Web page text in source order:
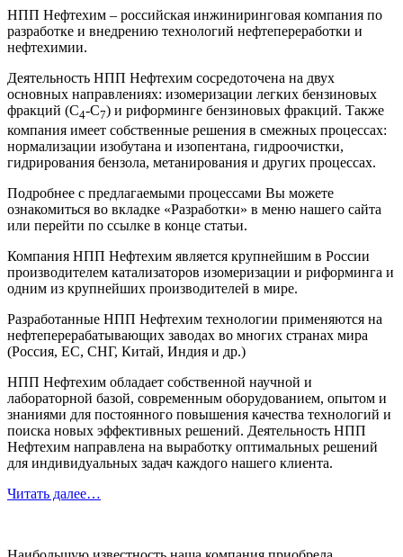
НПП Нефтехим – российская инжиниринговая компания по
разработке и внедрению технологий нефтепереработки и
нефтехимии.
Деятельность НПП Нефтехим сосредоточена на двух
основных направлениях: изомеризации легких бензиновых
фракций (С4-С7) и риформинге бензиновых фракций. Также
компания имеет собственные решения в смежных процессах:
нормализации изобутана и изопентана, гидроочистки,
гидрирования бензола, метанирования и других процессах.
Подробнее с предлагаемыми процессами Вы можете
ознакомиться во вкладке «Разработки» в меню нашего сайта
или перейти по ссылке в конце статьи.
Компания НПП Нефтехим является крупнейшим в России
производителем катализаторов изомеризации и риформинга и
одним из крупнейших производителей в мире.
Разработанные НПП Нефтехим технологии применяются на
нефтеперерабатывающих заводах во многих странах мира
(Россия, ЕС, СНГ, Китай, Индия и др.)
НПП Нефтехим обладает собственной научной и
лабораторной базой, современным оборудованием, опытом и
знаниями для постоянного повышения качества технологий и
поиска новых эффективных решений. Деятельность НПП
Нефтехим направлена на выработку оптимальных решений
для индивидуальных задач каждого нашего клиента.
Читать далее…